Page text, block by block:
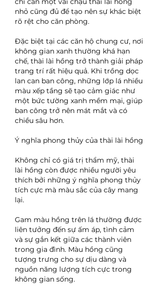
nhỏ cũng đủ để tạo nên sự khác biệt
rõ rệt cho căn phòng.
Đặc biệt tại các căn hộ chung cư, nơi
không gian xanh thường khá hạn
chế, thài lài hồng trở thành giải pháp
trang trí rất hiệu quả. Khi trồng dọc
lan can ban công, những lớp lá nhiều
màu xếp tầng sẽ tạo cảm giác như
một bức tường xanh mềm mại, giúp
ban công trở nên mát mắt và có
chiều sâu hơn.
Ý nghĩa phong thủy của thài lài hồng
Không chỉ có giá trị thẩm mỹ, thài
lài hồng còn được nhiều người yêu
thích bởi những ý nghĩa phong thủy
tích cực mà màu sắc của cây mang
lại.
Gam màu hồng trên lá thường được
liên tưởng đến sự ấm áp, tình cảm
và sự gắn kết giữa các thành viên
trong gia đình. Màu hồng cũng
tượng trưng cho sự dịu dàng và
nguồn năng lượng tích cực trong
không gian sống.